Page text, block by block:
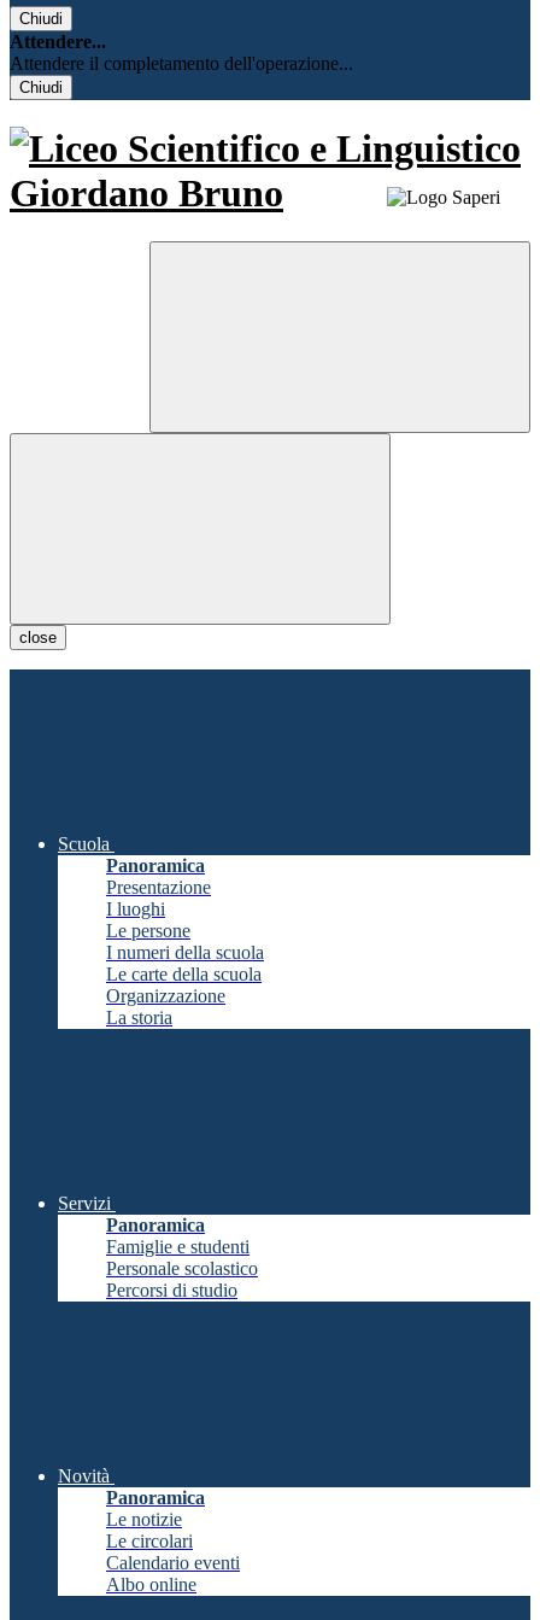
Chiudi
Attendere...
Attendere il completamento dell'operazione...
Chiudi
close
Scuola
Panoramica
Presentazione
I luoghi
Le persone
I numeri della scuola
Le carte della scuola
Organizzazione
La storia
Servizi
Panoramica
Famiglie e studenti
Personale scolastico
Percorsi di studio
Novità
Panoramica
Le notizie
Le circolari
Calendario eventi
Albo online